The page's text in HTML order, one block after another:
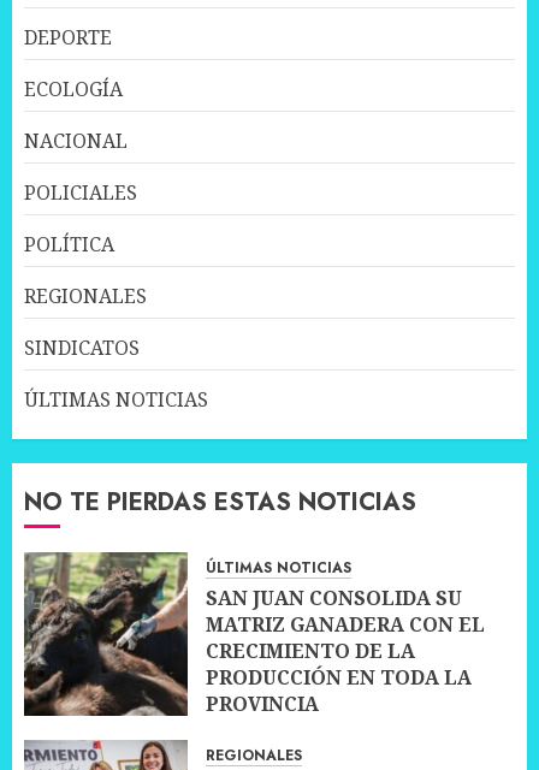
DEPORTE
ECOLOGÍA
NACIONAL
POLICIALES
POLÍTICA
REGIONALES
SINDICATOS
ÚLTIMAS NOTICIAS
NO TE PIERDAS ESTAS NOTICIAS
ÚLTIMAS NOTICIAS
SAN JUAN CONSOLIDA SU
MATRIZ GANADERA CON EL
CRECIMIENTO DE LA
PRODUCCIÓN EN TODA LA
PROVINCIA
REGIONALES